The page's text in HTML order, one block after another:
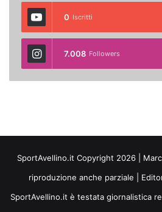
0 Iscritti
7.008 Followers
SportAvellino.it Copyright 2026 |
riproduzione anche parziale |
SportAvellino.it è testata giornalistica